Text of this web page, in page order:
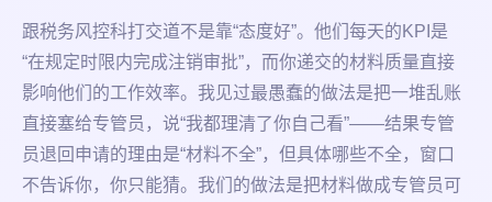
跟税务风控科打交道不是靠“态度好”。他们每天的KPI是
“在规定时限内完成注销审批”，而你递交的材料质量直接
影响他们的工作效率。我见过最愚蠢的做法是把一堆乱账
直接塞给专管员，说“我都理清了你自己看”——结果专管
员退回申请的理由是“材料不全”，但具体哪些不全，窗口
不告诉你，你只能猜。我们的做法是把材料做成专管员可